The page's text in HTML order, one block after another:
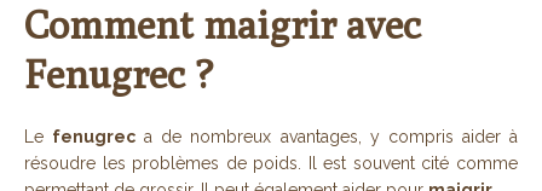
Comment maigrir avec
Fenugrec ?
Le fenugrec a de nombreux avantages, y compris aider à
résoudre les problèmes de poids. Il est souvent cité comme